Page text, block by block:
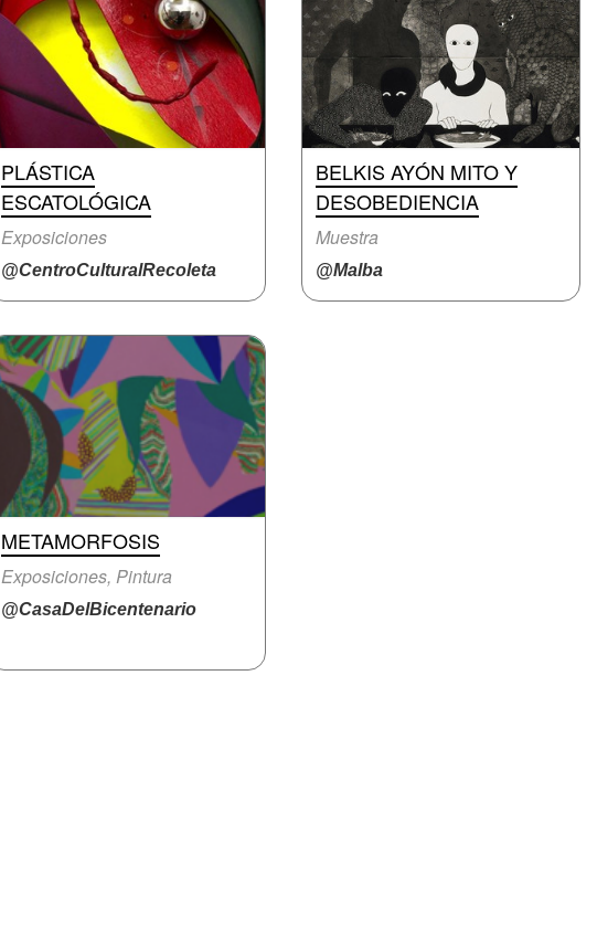
PLÁSTICA
ESCATOLÓGICA
Exposiciones
@CentroCulturalRecoleta
BELKIS AYÓN MITO Y
DESOBEDIENCIA
Muestra
@Malba
METAMORFOSIS
Exposiciones, Pintura
@CasaDelBicentenario